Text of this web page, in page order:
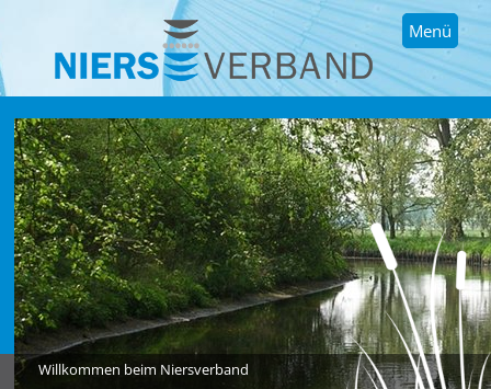
Menü
Willkommen beim Niersverband